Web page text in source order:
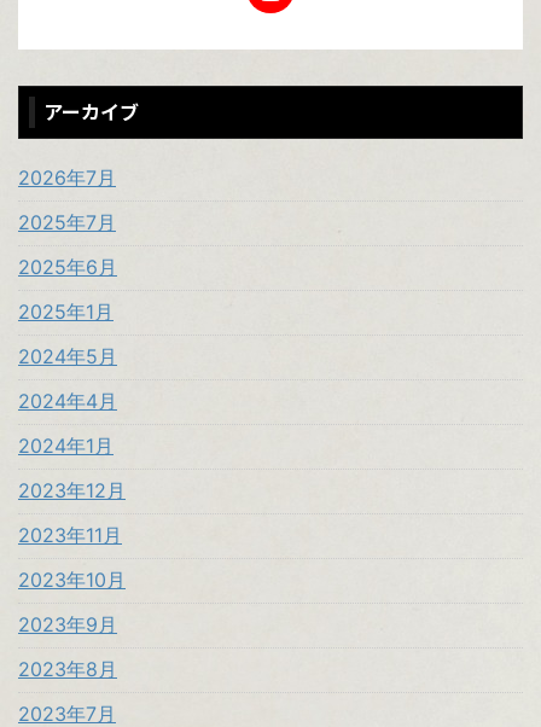
アーカイブ
2026年7月
2025年7月
2025年6月
2025年1月
2024年5月
2024年4月
2024年1月
2023年12月
2023年11月
2023年10月
2023年9月
2023年8月
2023年7月